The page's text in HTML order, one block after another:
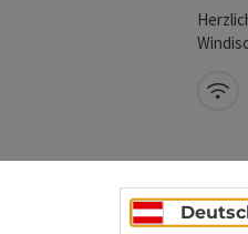
Lavendel - Spa & Aktiv Hotel